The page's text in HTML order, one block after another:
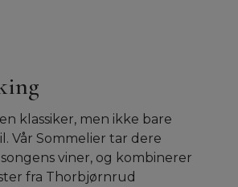
klassiker, men ikke bare
Vår Sommelier tar dere
viner, og kombinerer
fra Thorbjørnrud